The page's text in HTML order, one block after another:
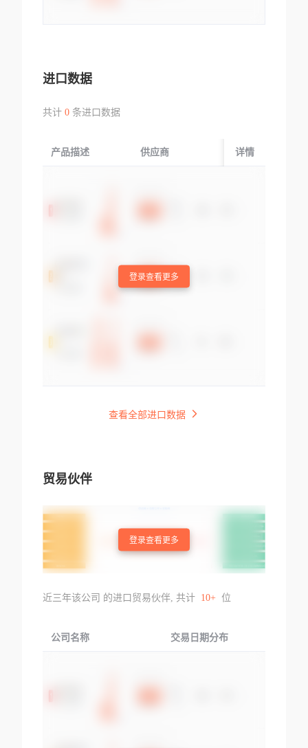
进口数据
共计 0条进口数据
产品描述 供应商 起运国/地区
详情
登录查看更多
查看全部进口数据
贸易伙伴
登录查看更多
近三年该公司 的进口贸易伙伴, 共计 10+ 位
公司名称 交易日期分布